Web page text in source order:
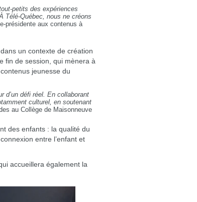
petits des expériences
Télé-Québec, nous ne créons
présidente aux contenus à
un contexte de création
fin de session, qui mènera à
jeunesse du
d’un défi réel. En collaborant
culturel, en soutenant
au Collège de Maisonneuve
des enfants : la qualité du
entre l’enfant et
accueillera également la